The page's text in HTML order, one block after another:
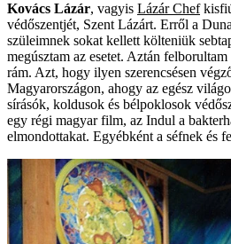
Kovács Lázár, vagyis Lázár Chef
védőszentjét, Szent Lázárt. Erről a
szüleimnek sokat kellett költeniük
megúsztam az esetet. Aztán
rám. Azt, hogy ilyen szerencsésen
Magyarországon, ahogy az egész
sírásók, koldusok és bélpoklosok
egy régi magyar film, az Indul a
elmondottakat. Egyébként a séfnek és